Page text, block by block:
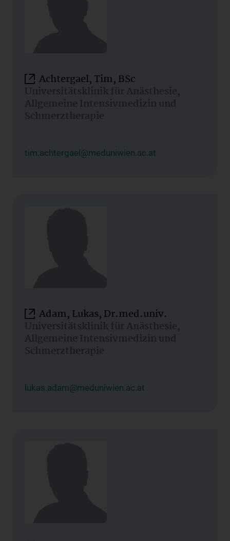
Achtergael, Tim, BSc
Universitätsklinik für Anästhesie,
Allgemeine Intensivmedizin und
Schmerztherapie
tim.achtergael@meduniwien.ac.at
Adam, Lukas, Dr.med.univ.
Universitätsklinik für Anästhesie,
Allgemeine Intensivmedizin und
Schmerztherapie
lukas.adam@meduniwien.ac.at